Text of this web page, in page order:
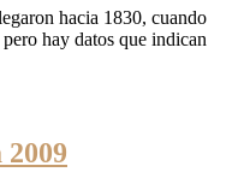
hacia 1830, cuando
hay datos que indican